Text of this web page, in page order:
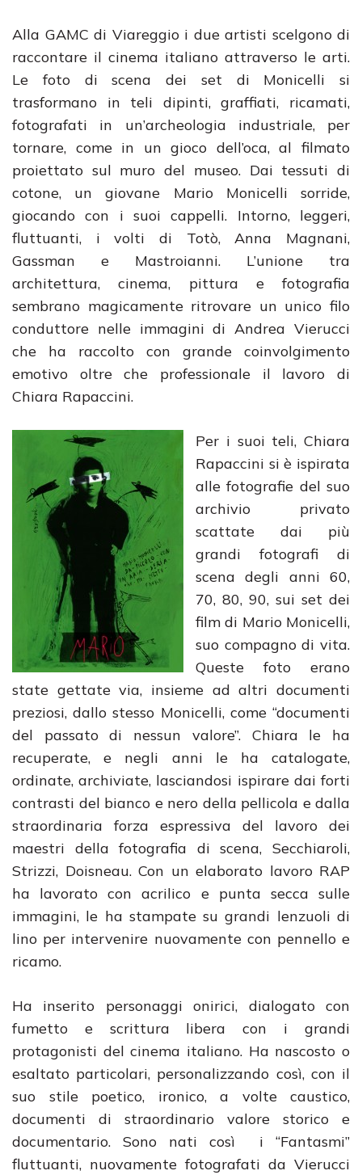
Alla GAMC di Viareggio i due artisti scelgono di
raccontare il cinema italiano attraverso le arti.
Le foto di scena dei set di Monicelli si
trasformano in teli dipinti, graffiati, ricamati,
fotografati in un’archeologia industriale, per
tornare, come in un gioco dell’oca, al filmato
proiettato sul muro del museo. Dai tessuti di
cotone, un giovane Mario Monicelli sorride,
giocando con i suoi cappelli. Intorno, leggeri,
fluttuanti, i volti di Totò, Anna Magnani,
Gassman e Mastroianni. L’unione tra
architettura, cinema, pittura e fotografia
sembrano magicamente ritrovare un unico filo
conduttore nelle immagini di Andrea Vierucci
che ha raccolto con grande coinvolgimento
emotivo oltre che professionale il lavoro di
Chiara Rapaccini.
Per i suoi teli, Chiara
Rapaccini si è ispirata
alle fotografie del suo
archivio privato
scattate dai più
grandi fotografi di
scena degli anni 60,
70, 80, 90, sui set dei
film di Mario Monicelli,
suo compagno di vita.
Queste foto erano
state gettate via, insieme ad altri documenti
preziosi, dallo stesso Monicelli, come “documenti
del passato di nessun valore”. Chiara le ha
recuperate, e negli anni le ha catalogate,
ordinate, archiviate, lasciandosi ispirare dai forti
contrasti del bianco e nero della pellicola e dalla
straordinaria forza espressiva del lavoro dei
maestri della fotografia di scena, Secchiaroli,
Strizzi, Doisneau. Con un elaborato lavoro RAP
ha lavorato con acrilico e punta secca sulle
immagini, le ha stampate su grandi lenzuoli di
lino per intervenire nuovamente con pennello e
ricamo.
Ha inserito personaggi onirici, dialogato con
fumetto e scrittura libera con i grandi
protagonisti del cinema italiano. Ha nascosto o
esaltato particolari, personalizzando così, con il
suo stile poetico, ironico, a volte caustico,
documenti di straordinario valore storico e
documentario. Sono nati così i “Fantasmi”
fluttuanti, nuovamente fotografati da Vierucci